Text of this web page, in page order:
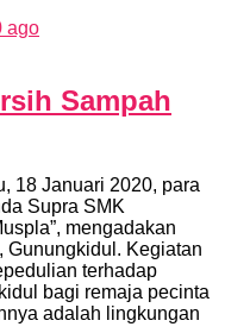
ago
Sampah
18 Januari 2020, para
Supra SMK
mengadakan
Gunungkidul. Kegiatan
terhadap
bagi remaja pecinta
adalah lingkungan